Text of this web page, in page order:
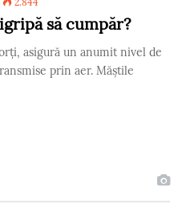
să cumpăr?
asigură un anumit nivel de
prin aer. Măștile